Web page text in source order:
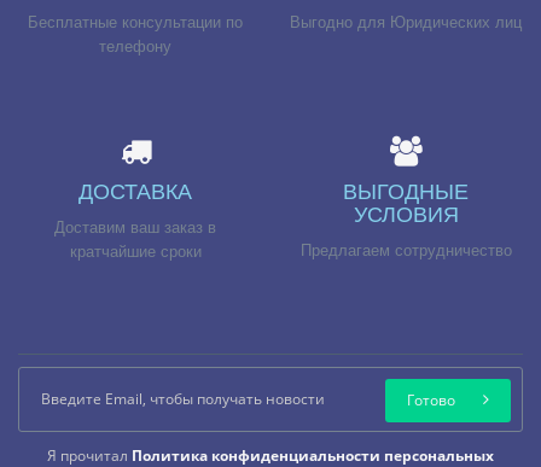
Бесплатные консультации по
телефону
Выгодно для Юридических лиц
ДОСТАВКА
Доставим ваш заказ в
кратчайшие сроки
ВЫГОДНЫЕ
УСЛОВИЯ
Предлагаем сотрудничество
Я прочитал Политика конфиденциальности персональных
Готово